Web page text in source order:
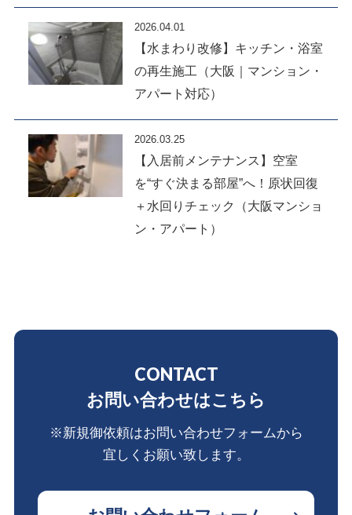
2026.04.01
【水まわり改修】キッチン・浴室
の再生施工（大阪｜マンション・
アパート対応）
2026.03.25
【入居前メンテナンス】空室
を“すぐ決まる部屋”へ！原状回復
＋水回りチェック（大阪マンショ
ン・アパート）
CONTACT
お問い合わせはこちら
※新規御依頼はお問い合わせフォームから
宜しくお願い致します。